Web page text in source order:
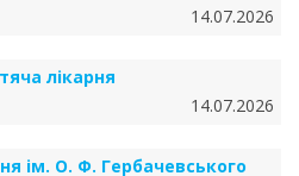
14.07.2026
лікарня
14.07.2026
ім. О. Ф. Гербачевського